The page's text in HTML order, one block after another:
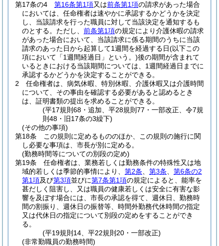
第17条の4
第16条第1項又は前条第1項の請求があった場合
においては、任命権者は速やかに承認するかどうかを決定
し、当該請求を行った職員に対して当該決定を通知するも
のとする。 ただし、 前条第1項の規定により介護休暇の請求
があった場合において、当該請求に係る期間のうちに当該
請求のあった日から起算して1週間を経過する日(以下この
項において「1週間経過日」という。)後の期間が含まれて
いるときにおける当該期間については、1週間経過日までに
承認するかどうかを決定することができる。
2
任命権者は、病気休暇、特別休暇、介護休暇又は介護時間
について、その事由を確認する必要があると認めるとき
は、証明書類の提出を求めることができる。
(平17規則68・追加、平28規則77・一部改正、令7規
則48・旧17条の3繰下)
(その他の事項)
第18条
この規則に定めるもののほか、この規則の施行に関
し必要な事項は、市長が別に定める。
(勤務時間等についての別段の定め)
第19条
任命権者は、業務若しくは勤務条件の特殊性又は地
域的若しくは季節的事情により、 第2条 第3条
第6条の2
第1項及び第3項並びに第7条第1項の規定によると、能率を
甚だしく阻害し、又は職員の健康若しくは安全に有害な影
響を及ぼす場合には、市長の承認を得て、週休日、勤務時
間の割振り、週休日の振替等、時間外勤務代休時間の指定
又は代休日の指定について別段の定めをすることができ
る。
(平19規則14、平22規則20・一部改正)
(非常勤職員の勤務時間)